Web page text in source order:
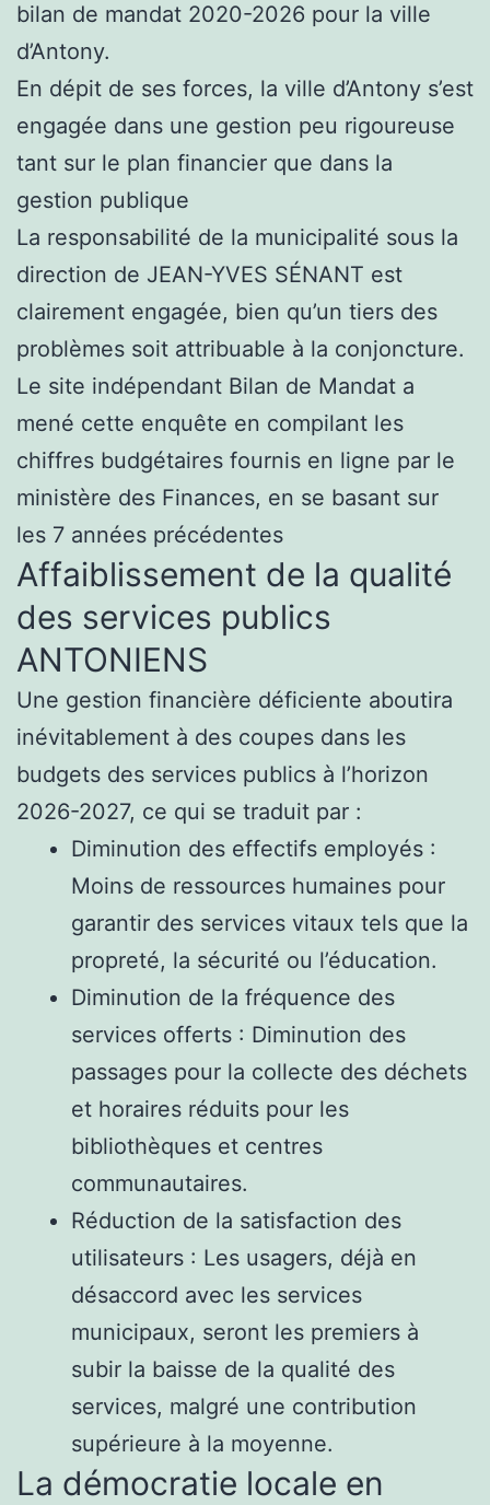
bilan de mandat 2020-2026 pour la ville
d’Antony.
En dépit de ses forces, la ville d’Antony s’est
engagée dans une gestion peu rigoureuse
tant sur le plan financier que dans la
gestion publique
La responsabilité de la municipalité sous la
direction de JEAN-YVES SÉNANT est
clairement engagée, bien qu’un tiers des
problèmes soit attribuable à la conjoncture.
Le site indépendant Bilan de Mandat a
mené cette enquête en compilant les
chiffres budgétaires fournis en ligne par le
ministère des Finances, en se basant sur
les 7 années précédentes
Affaiblissement de la qualité
des services publics
ANTONIENS
Une gestion financière déficiente aboutira
inévitablement à des coupes dans les
budgets des services publics à l’horizon
2026-2027, ce qui se traduit par :
Diminution des effectifs employés :
Moins de ressources humaines pour
garantir des services vitaux tels que la
propreté, la sécurité ou l’éducation.
Diminution de la fréquence des
services offerts : Diminution des
passages pour la collecte des déchets
et horaires réduits pour les
bibliothèques et centres
communautaires.
Réduction de la satisfaction des
utilisateurs : Les usagers, déjà en
désaccord avec les services
municipaux, seront les premiers à
subir la baisse de la qualité des
services, malgré une contribution
supérieure à la moyenne.
La démocratie locale en